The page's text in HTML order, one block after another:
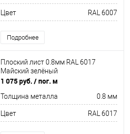
Цвет RAL 6007
Подробнее
Плоский лист 0.8мм RAL 6017
Майский зелёный
1 075 руб. / пог. м
Толщина металла 0.8 мм
Цвет RAL 6017